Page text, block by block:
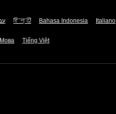
हिन्दी Bahasa Indonesia Italiano
Мова Tiếng Việt